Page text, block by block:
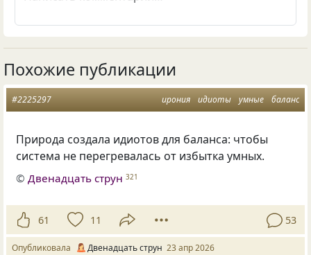
Похожие публикации
ирония идиоты умные баланс
#2225297
Природа создала идиотов для баланса: чтобы
система не перегревалась от избытка умных.
©Двенадцать струн 321
61 11 53
Опубликовала Двенадцать струн 23 апр 2026